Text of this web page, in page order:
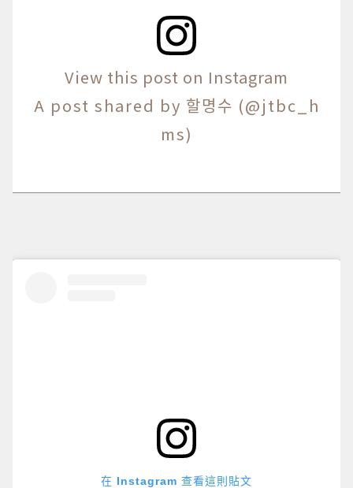
View this post on Instagram
A post shared by 할명수 (@jtbc_h
ms)
在 Instagram 查看這則貼文